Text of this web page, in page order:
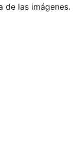
de las imágenes.